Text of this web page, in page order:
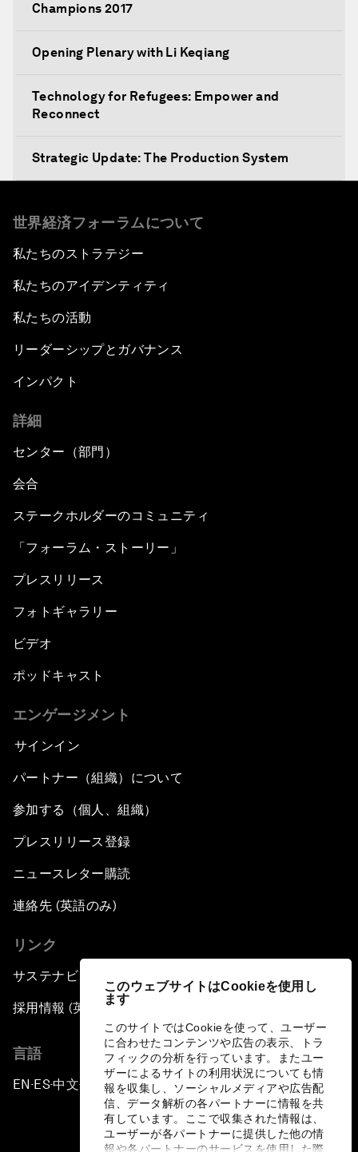
このウェブサイトはCookieを使用し
ます
このサイトではCookieを使って、ユーザー
に合わせたコンテンツや広告の表示、トラ
フィックの分析を行っています。またユー
ザーによるサイトの利用状況についても情
報を収集し、ソーシャルメディアや広告配
信、データ解析の各パートナーに情報を共
有しています。ここで収集された情報は、
ユーザーが各パートナーに提供した他の情
報や各パートナーのサービスを使用した際
Champions 2017
Opening Plenary with Li Keqiang
Technology for Refugees: Empower and
Reconnect
Strategic Update: The Production System
Public Art: Spaces of Hope
China: The Next World Leader?
Artificial Intelligence Unleashed
The Global Implications of China's Financial
Northern Lights: A Nordic Perspective on
Security Outlook for the Korean Peninsula
Bridging the Gender Divide
Pioneering the Sharing Economy
Co-Chair Roundtable: Shaping Healthcare
Reform
Issue Briefing: European Political Outlook
Dragon Science
Amplifying Human Potential
The Race towards Smart Mobility
One Belt, One Road: The Global Implications
Climate's Next Frontier
Leading the Energy Transition
Editing Humans
世界経済フォーラムについて
私たちのストラテジー
私たちのアイデンティティ
私たちの活動
リーダーシップとガバナンス
インパクト
詳細
センター（部門）
会合
ステークホルダーのコミュニティ
「フォーラム・ストーリー」
プレスリリース
フォトギャラリー
ビデオ
ポッドキャスト
エンゲージメント
サインイン
パートナー（組織）について
参加する（個人、組織）
プレスリリース登録
ニュースレター購読
連絡先 (英語のみ)
リンク
サステナビリティへの取り組み
採用情報 (英語のみ)
言語
EN ▪ES▪中文▪ 日本語